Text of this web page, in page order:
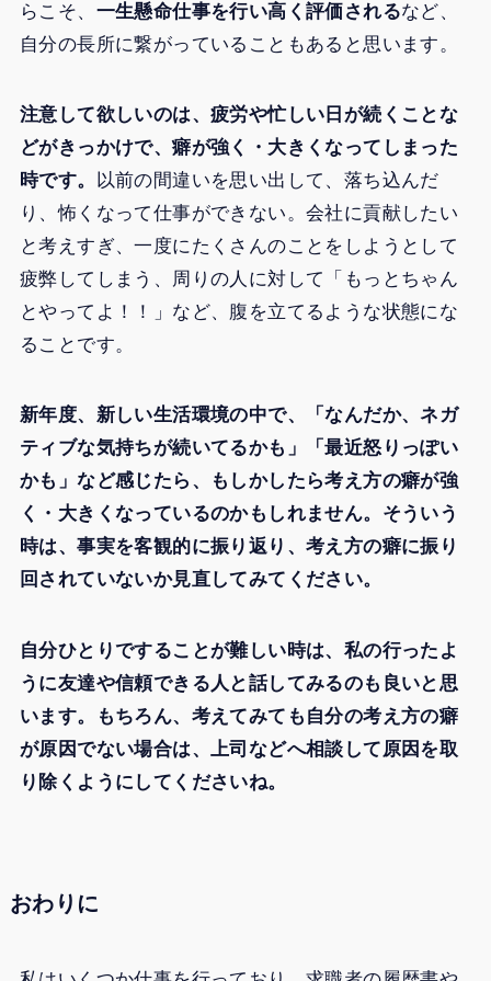
らこそ、 一生懸命仕事を行い高く評価されるなど、
自分の長所に繋がっていることもあると思います。
注意して欲しいのは、疲労や忙しい日が続くことな
どがきっかけで、癖が強く・大きくなってしまった
時です。 以前の間違いを思い出して、落ち込んだ
り、怖くなって仕事ができない。会社に貢献したい
と考えすぎ、一度にたくさんのことをしようとして
疲弊してしまう、周りの人に対して「もっとちゃん
とやってよ！！」など、腹を立てるような状態にな
ることです。
新年度、新しい生活環境の中で、「なんだか、ネガ
ティブな気持ちが続いてるかも」「最近怒りっぽい
かも」など感じたら、もしかしたら考え方の癖が強
く・大きくなっているのかもしれません。そういう
時は、事実を客観的に振り返り、考え方の癖に振り
回されていないか見直してみてください。
自分ひとりですることが難しい時は、私の行ったよ
うに友達や信頼できる人と話してみるのも良いと思
います。もちろん、考えてみても自分の考え方の癖
が原因でない場合は、上司などへ相談して原因を取
り除くようにしてくださいね。
おわりに